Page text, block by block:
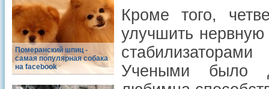
Померанский шпиц -
cамая популярная собака
на facebook
Кроме того,
улучшить
Учеными было